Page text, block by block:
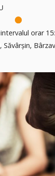
orar